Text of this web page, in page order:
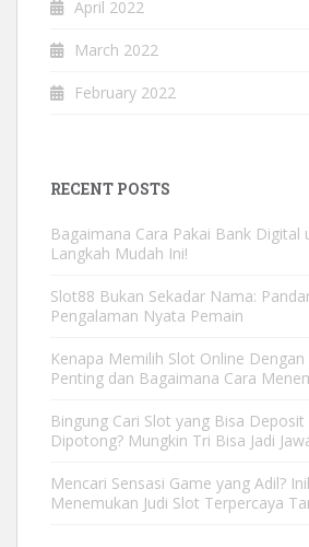
April 2022
March 2022
February 2022
RECENT POSTS
Bagaimana Cara Pakai Bank Digital
Langkah Mudah Ini!
Slot88 Bukan Sekadar Nama:
Pengalaman Nyata Pemain
Kenapa Memilih Slot Online
Penting dan Bagaimana Cara
Bingung Cari Slot yang Bisa
Dipotong? Mungkin Tri Bisa Jadi
Mencari Sensasi Game yang Adil?
Menemukan Judi Slot Terpercaya